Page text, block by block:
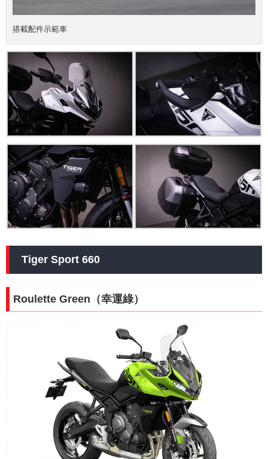
搭載配件示範車
Tiger Sport 660
Roulette Green（幸運綠）